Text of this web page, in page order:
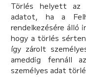
Törlés helyett az
adatot, ha a
rendelkezésére álló
hogy a törlés
így zárolt
ameddig fennáll
személyes adat